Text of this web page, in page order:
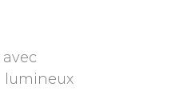
lumineux